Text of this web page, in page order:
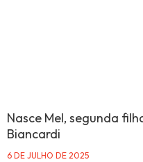
Nasce Mel, segunda
Biancardi
6 DE JULHO DE 2025